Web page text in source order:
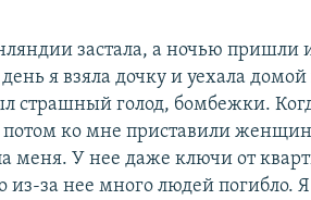
застала, а ночью пришли
я взяла дочку и уехала
страшный голод, бомбежки.
потом ко мне приставили
меня. У нее даже ключи от
из-за нее много людей погибло.